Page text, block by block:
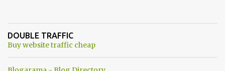
ancora una fantasia Nato o forse una "False Flag", per provocare
una guerra mondiale che difficilmente da menti sane, potrebbe
DOUBLE TRAFFIC
Buy website traffic cheap